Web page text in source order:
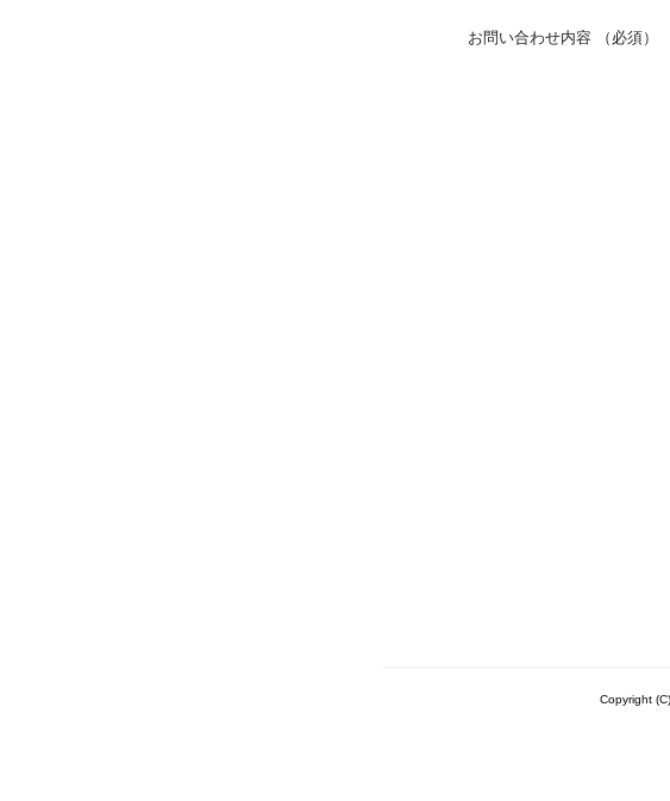
お問い合わせ内容 （必須）
Copyright